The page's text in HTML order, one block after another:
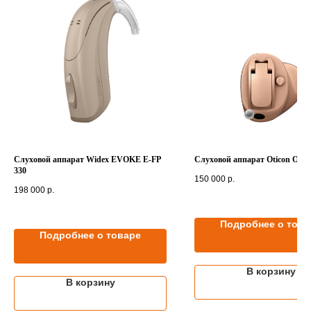
Слуховой аппарат Widex EVOKE E-FP
330
198 000 р.
Подробнее о товаре
В корзину
Слуховой аппарат Oticon Opn
150 000 р.
Подробнее о
В корзину